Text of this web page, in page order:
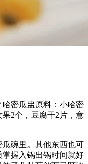
密瓜盅原料：小哈密
果2个，豆腐干2片，意
碗里。其他东西也可
握入锅出锅时间就好